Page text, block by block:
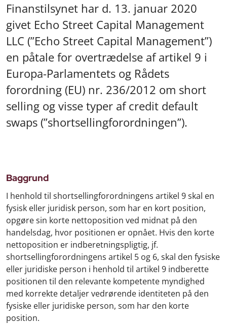
Finanstilsynet har d. 13. januar 2020
givet Echo Street Capital Management
LLC (”Echo Street Capital Management”)
en påtale for overtrædelse af artikel 9 i
Europa-Parlamentets og Rådets
forordning (EU) nr. 236/2012 om short
selling og visse typer af credit default
swaps (”shortsellingforordningen”).
Baggrund
I henhold til shortsellingforordningens artikel 9 skal en
fysisk eller juridisk person, som har en kort position,
opgøre sin korte nettoposition ved midnat på den
handelsdag, hvor positionen er opnået. Hvis den korte
nettoposition er indberetningspligtig, jf.
shortsellingforordningens artikel 5 og 6, skal den fysiske
eller juridiske person i henhold til artikel 9 indberette
positionen til den relevante kompetente myndighed
med korrekte detaljer vedrørende identiteten på den
fysiske eller juridiske person, som har den korte
position.